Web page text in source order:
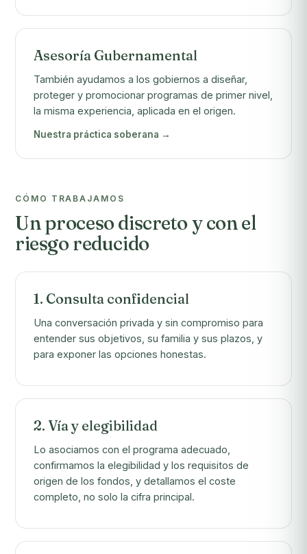
Asesoría Gubernamental
También ayudamos a los gobiernos a diseñar,
proteger y promocionar programas de primer nivel,
la misma experiencia, aplicada en el origen.
Nuestra práctica soberana →
CÓMO TRABAJAMOS
Un proceso discreto y con el
riesgo reducido
1. Consulta confidencial
Una conversación privada y sin compromiso para
entender sus objetivos, su familia y sus plazos, y
para exponer las opciones honestas.
2. Vía y elegibilidad
Lo asociamos con el programa adecuado,
confirmamos la elegibilidad y los requisitos de
origen de los fondos, y detallamos el coste
completo, no solo la cifra principal.